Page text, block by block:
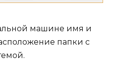
машине имя и
папки с